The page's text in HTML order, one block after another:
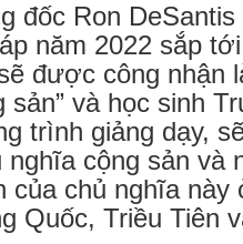
đốc Ron
năm 2022 sắp
được công nhận
sản” và học sinh
trình giảng dạy,
nghĩa cộng sản và
của chủ nghĩa này
Quốc, Triều Tiên